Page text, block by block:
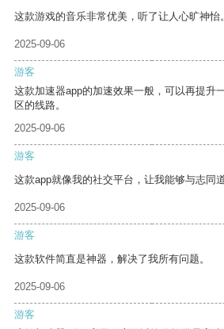
这款游戏的音乐非常优美，听了让人心旷神怡。
2025-09-06
游客
这款加速器app的加速效果一般，可以再提升
区的线路。
2025-09-06
游客
这款app就像我的社交平台，让我能够与志同
2025-09-06
游客
这款软件简直是神器，解决了我所有问题。
2025-09-06
游客